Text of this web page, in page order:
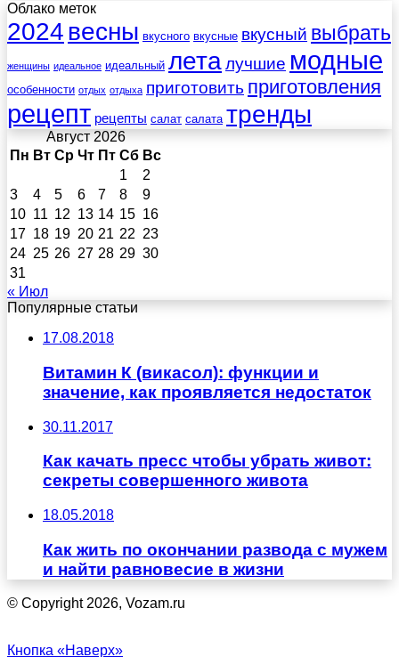
Облако меток
2024 весны вкусного вкусные вкусный выбрать
женщины идеальное идеальный леталучшие модные
особенности отдых отдыха приготовить приготовления
рецепт рецепты салат салата тренды
Август 2026
Пн Вт Ср Чт Пт Сб Вс
1
2
3
4 5 6 7 8
9
10 11 12 13 14 15 16
17 18 19 20 21 22 23
24 25 26 27 28 29 30
31
« Июл
Популярные статьи
17.08.2018
Витамин К (викасол): функции и
значение, как проявляется недостаток
30.11.2017
Как качать пресс чтобы убрать живот:
секреты совершенного живота
18.05.2018
Как жить по окончании развода с мужем
и найти равновесие в жизни
© Copyright 2026, Vozam.ru
Кнопка «Наверх»